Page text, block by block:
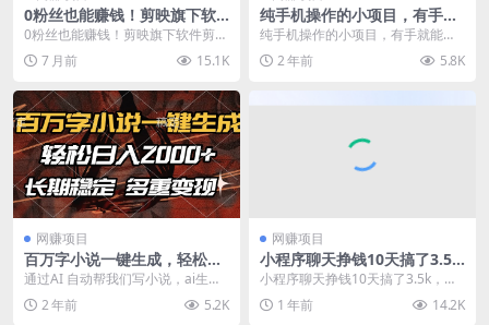
0粉丝也能赚钱！剪映旗下软
件剪小映的推广活动，拉新5
元/单月入近3000+
0粉丝也能赚钱！剪映旗下软件剪小
映的推广活动，拉新5元/单月入近3
000+ 想利...
7 月前 15.1K
纯手机操作的小项目，有手就
能做，7天收入2609+实操教程
【揭秘】
纯手机操作的小项目，有手就能
做，7天收入2609+实操教程【揭
秘】 项目介绍 用...
2 年前 5.8K
网赚项目
百万字小说一键生成，轻松日
入2000+，长期稳定可做，多
种变现方式
通过AI 自动帮我们写小说，ai生成
大纲，ai一键生成小说内容 可一键
生成120...
2 年前 5.2K
网赚项目
小程序聊天挣钱10天搞了3.5
k，有一部手机就能做的
小程序聊天挣钱10天搞了3.5k，有
一部手机就能做的 项目介绍：大家
都知道聊天挣...
1 年前 14.2K